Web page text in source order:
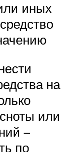
иных
на
или
–
по